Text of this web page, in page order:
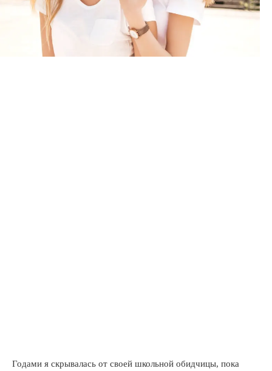
Годами я скрывалась от своей школьной обидчицы, пока